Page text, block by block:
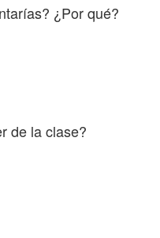
¿Por qué?
de la clase?